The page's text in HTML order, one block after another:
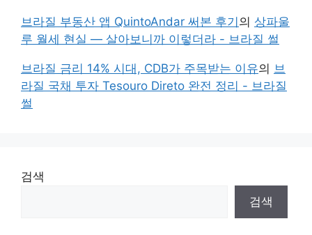
브라질 부동산 앱 QuintoAndar 써본 후기의 상파울
루 월세 현실 — 살아보니까 이렇더라 - 브라질 썰
브라질 금리 14% 시대, CDB가 주목받는 이유의 브
라질 국채 투자 Tesouro Direto 완전 정리 - 브라질
썰
검색
검색